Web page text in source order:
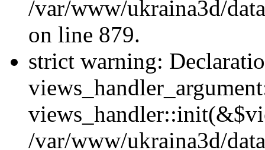
/var/www/ukraina3d/
on line 879.
strict warning:
/var/www/ukraina3d/